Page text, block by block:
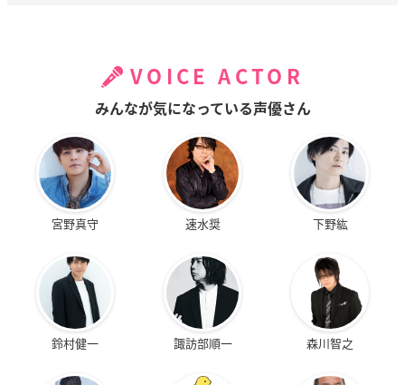
VOICE ACTOR
みんなが気になっている声優さん
宮野真守 速水奨 下野紘
鈴村健一 諏訪部順一 森川智之